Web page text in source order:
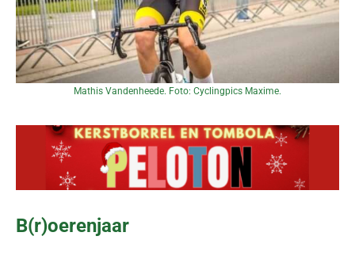
Mathis Vandenheede. Foto: Cyclingpics Maxime.
B(r)oerenjaar